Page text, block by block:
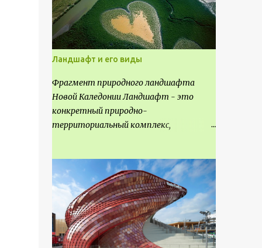
Ландшафт и его виды
Фрагмент природного ландшафта
Новой Каледонии Ландшафт - это
конкретный природно-
территориальный комплекс,
карте и географическое название.
Различают несколько видов
ландшафта, которые отличаются
друг от друга не только оформлением,
но и видом деятельность происходящей
на них. Одни используют в качестве